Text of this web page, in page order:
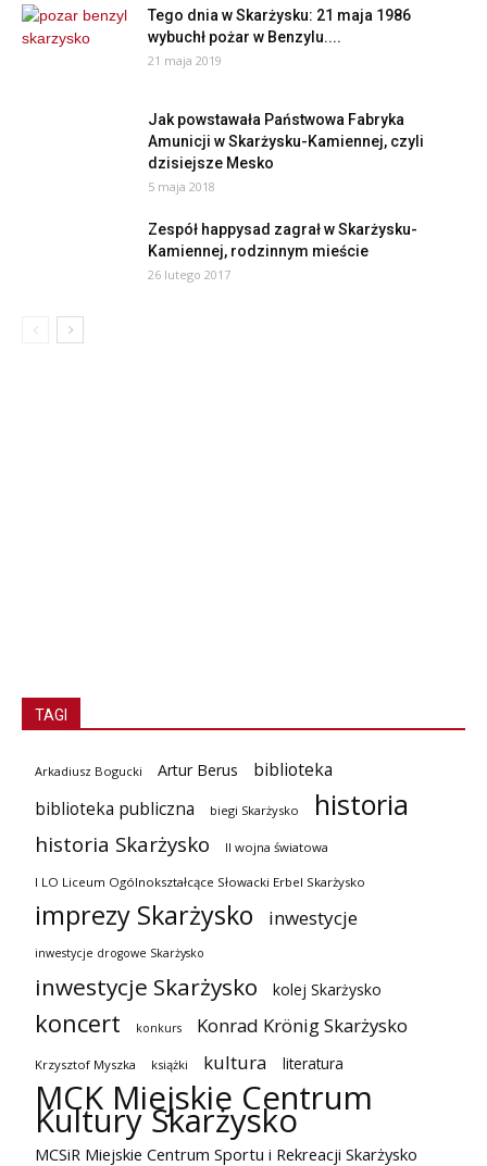
Tego dnia w Skarżysku: 21 maja 1986
wybuchł pożar w Benzylu....
21 maja 2019
Jak powstawała Państwowa Fabryka
Amunicji w Skarżysku-Kamiennej, czyli
dzisiejsze Mesko
5 maja 2018
Zespół happysad zagrał w Skarżysku-
Kamiennej, rodzinnym mieście
26 lutego 2017
TAGI
Arkadiusz Bogucki Artur Berus
biblioteka
biblioteka publiczna
biegi Skarżysko historia
historia Skarżysko II wojna światowa
I LO Liceum Ogólnokształcące Słowacki Erbel Skarżysko
imprezy Skarżysko inwestycje
inwestycje drogowe Skarżysko
inwestycje Skarżysko kolej Skarżysko
koncert konkurs Konrad Krönig Skarżysko
Krzysztof Myszka książki kultura literatura
MCK Miejskie Centrum
Kultury Skarżysko
MCSiR Miejskie Centrum Sportu i Rekreacji Skarżysko